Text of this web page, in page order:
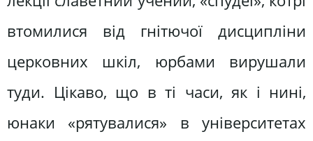
втомилися від гнітючої дисципліни
церковних шкіл, юрбами вирушали
туди. Цікаво, що в ті часи, як і нині,
юнаки «рятувалися» в університетах